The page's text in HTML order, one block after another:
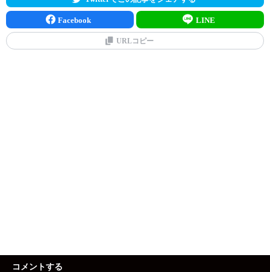
Facebook LINE
URLコピー
コメントする